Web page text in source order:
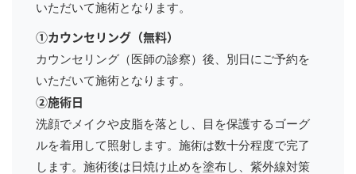
いただいて施術となります。
①カウンセリング（無料）
カウンセリング（医師の診察）後、別日にご予約を
いただいて施術となります。
②施術日
洗顔でメイクや皮脂を落とし、目を保護するゴーグ
ルを着用して照射します。施術は数十分程度で完了
します。施術後は日焼け止めを塗布し、紫外線対策